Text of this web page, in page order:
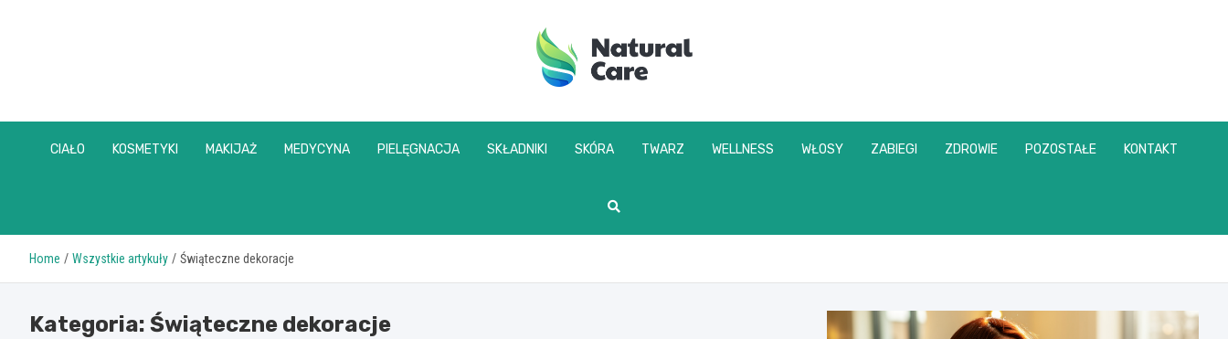
naturalcare.pl
CIAŁO KOSMETYKI MAKIJAŻ MEDYCYNA PIELĘGNACJA SKŁADNIKI SKÓRA TWARZ WELLNESS WŁOSY ZABIEGI ZDROWIE POZOSTAŁE KONTAKT
Home Wszystkie artykuły Świąteczne dekoracje
Kategoria: Świąteczne dekoracje